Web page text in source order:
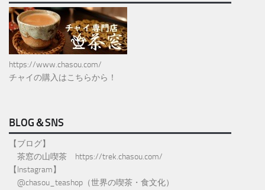
https://www.chasou.com/
チャイの購入はこちらから！
BLOG＆SNS
【ブログ】
茶窓の山喫茶 https://trek.chasou.com/
【Instagram】
@chasou_teashop （世界の喫茶・食文化）